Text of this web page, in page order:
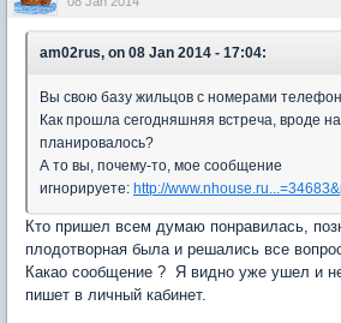
am02rus, on 08 Jan 2014 - 17:04:
Вы свою базу жильцов с номерами
Как прошла сегодняшняя встреча, вроде на
планировалось?
А то вы, почему-то, мое сообщение
игнорируете: http://
Кто пришел всем думаю понравилась,
плодотворная была и решались все
Какао сообщение ? Я видно уже ушел и
пишет в личный кабинет.